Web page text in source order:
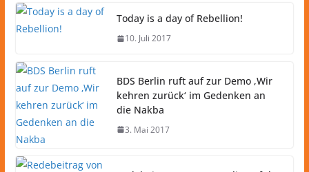
Today is a day of Rebellion!
10. Juli 2017
BDS Berlin ruft auf zur Demo ‚Wir
kehren zurück‘ im Gedenken an
die Nakba
3. Mai 2017